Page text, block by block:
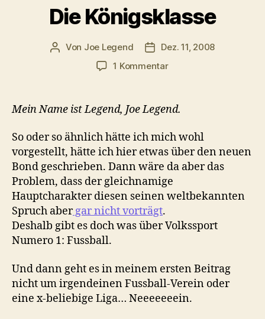
Die Königsklasse
Beitragsautor
Von Joe Legend Veröffentlichungsdatum
Dez. 11, 2008
1 Kommentarzu
Mein Name ist Legend, Joe Legend.
So oder so ähnlich hätte ich mich wohl
vorgestellt, hätte ich hier etwas über den neuen
Bond geschrieben. Dann wäre da aber das
Problem, dass der gleichnamige
Hauptcharakter diesen seinen weltbekannten
Spruch abergar nicht vorträgt.
Deshalb gibt es doch was über Volkssport
Numero 1: Fussball.
Und dann geht es in meinem ersten Beitrag
nicht um irgendeinen Fussball-Verein oder
eine x-beliebige Liga… Neeeeeeein.